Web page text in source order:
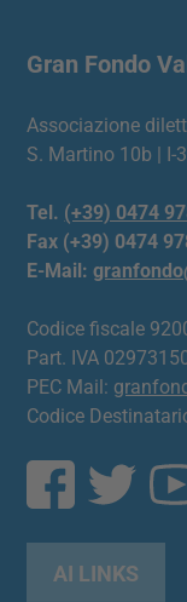
Gran Fondo
Associazione
S. Martino 10b | I-
Tel. (+39) 0474
Fax (+39) 0474
E-Mail:
Codice fiscale
Part. IVA
PEC Mail:
Codice
AI LINKS